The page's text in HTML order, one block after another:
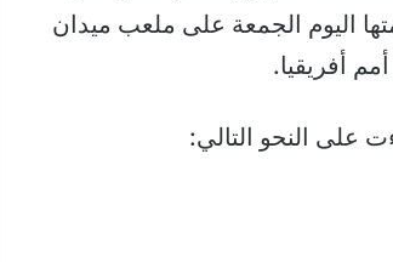
اليوم الجمعة على ملعب ميدان
أفريقيا.
على النحو التالي: